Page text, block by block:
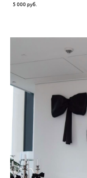
5 000 pуб.